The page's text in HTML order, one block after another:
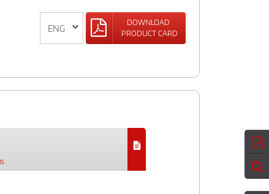
DOWNLOAD
PRODUCT CARD